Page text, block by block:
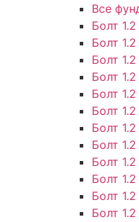
Все
Болт
Болт
Болт
Болт
Болт
Болт
Болт
Болт
Болт
Болт
Болт
Болт